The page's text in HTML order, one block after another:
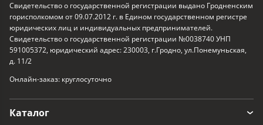
Свидетельство о государственной регистрации выдано Гродненским
горисполкомом от 09.07.2012 г. в Едином государственном регистре
юридических лиц и индивидуальных предпринимателей.
Свидетельство о государственной регистрации №0038740 УНП
591005372, юридический адрес: 230003, г.Гродно, ул.Понемуньская,
д. 11/2
Онлайн-заказ: круглосуточно
Каталог